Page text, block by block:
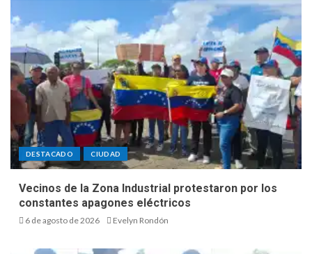
DESTACADO CIUDAD
Vecinos de la Zona Industrial protestaron por los
constantes apagones eléctricos
6 de agosto de 2026 Evelyn Rondón